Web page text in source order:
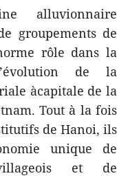
alluvionnaire
groupements de
rôle dans la
de la
àcapitale de la
Tout à la fois
de Hanoi, ils
unique de
et de